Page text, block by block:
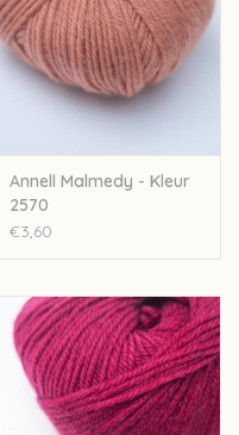
Annell Malmedy - Kleur
2570
€3,60